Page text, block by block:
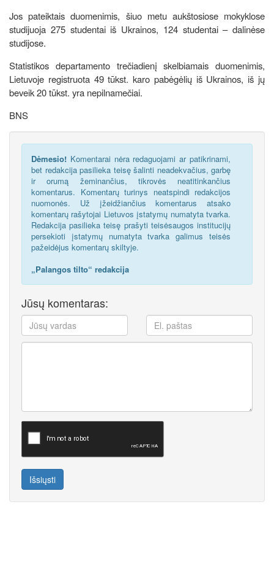
Jos pateiktais duomenimis, šiuo metu aukštosiose mokyklose
studijuoja 275 studentai iš Ukrainos, 124 studentai – dalinėse
studijose.
Statistikos departamento trečiadienį skelbiamais duomenimis,
Lietuvoje registruota 49 tūkst. karo pabėgėlių iš Ukrainos, iš jų
beveik 20 tūkst. yra nepilnamečiai.
BNS
Dėmesio! Komentarai nėra redaguojami ar patikrinami,
bet redakcija pasilieka teisę šalinti neadekvačius, garbę
ir orumą žeminančius, tikrovės neatitinkančius
komentarus. Komentarų turinys neatspindi redakcijos
nuomonės. Už įžeidžiančius komentarus atsako
komentarų rašytojai Lietuvos įstatymų numatyta tvarka.
Redakcija pasilieka teisę prašyti teisėsaugos institucijų
persekioti įstatymų numatyta tvarka galimus teisės
pažeidėjus komentarų skiltyje.
„Palangos tilto“ redakcija
Jūsų komentaras:
Išsiųsti